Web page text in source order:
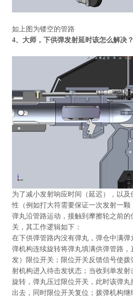
如上图为镂空的管路
4、大师，下供弹发射延时该怎么解决？
为了减小发射响应时间（延迟），以
性（例如打大符需要保证一次发射一
弹丸沿管路运动，接触到摩擦轮之前
关，其工作逻辑如下：
在下供弹管路内没有弹丸，弹仓中满
弹机构连续旋转将弹丸填满供弹管路
发）限位开关；限位开关反馈信号使
射机构进入待击发状态；当收到单发
旋转，弹丸压过限位开关，此时该弹
出去，同时限位开关复位；拨弹机构